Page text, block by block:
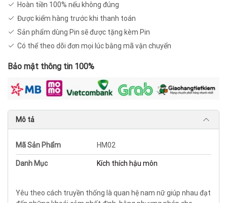
Hoàn tiền 100% nếu không đúng
Được kiểm hàng trước khi thanh toán
Sản phẩm dùng Pin sẽ được tặng kèm Pin
Có thể theo dõi đơn mọi lúc bằng mã vận chuyển
Bảo mật thông tin 100%
Mô tả
Mã Sản Phẩm HM02
Danh Mục Kích thích hậu môn
Yêu theo cách truyền thống là quan hệ nam nữ giúp nhau đạt